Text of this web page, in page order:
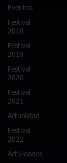
Eventos
Festival
2018
Festival
2019
Festival
2020
Festival
2021
Actualidad
Festival
2022
Actividades